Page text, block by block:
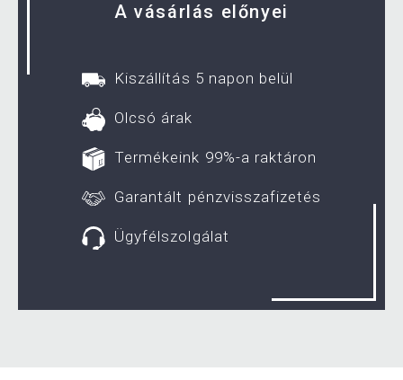
A vásárlás előnyei
Kiszállítás 5 napon belül
Olcsó árak
Termékeink 99%-a raktáron
Garantált pénzvisszafizetés
Ügyfélszolgálat